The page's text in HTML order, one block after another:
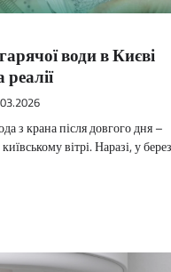
води в Києві
з крана після довгого дня –
вітрі. Наразі, у